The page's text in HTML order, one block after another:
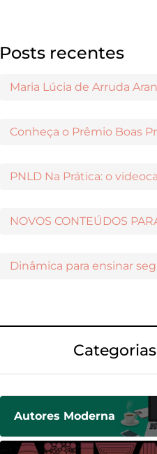
Posts recentes
Categorias
Autores Moderna